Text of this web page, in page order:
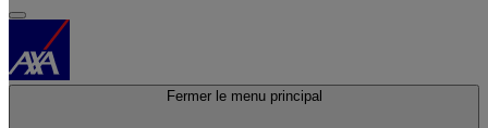
Fermer le menu principal